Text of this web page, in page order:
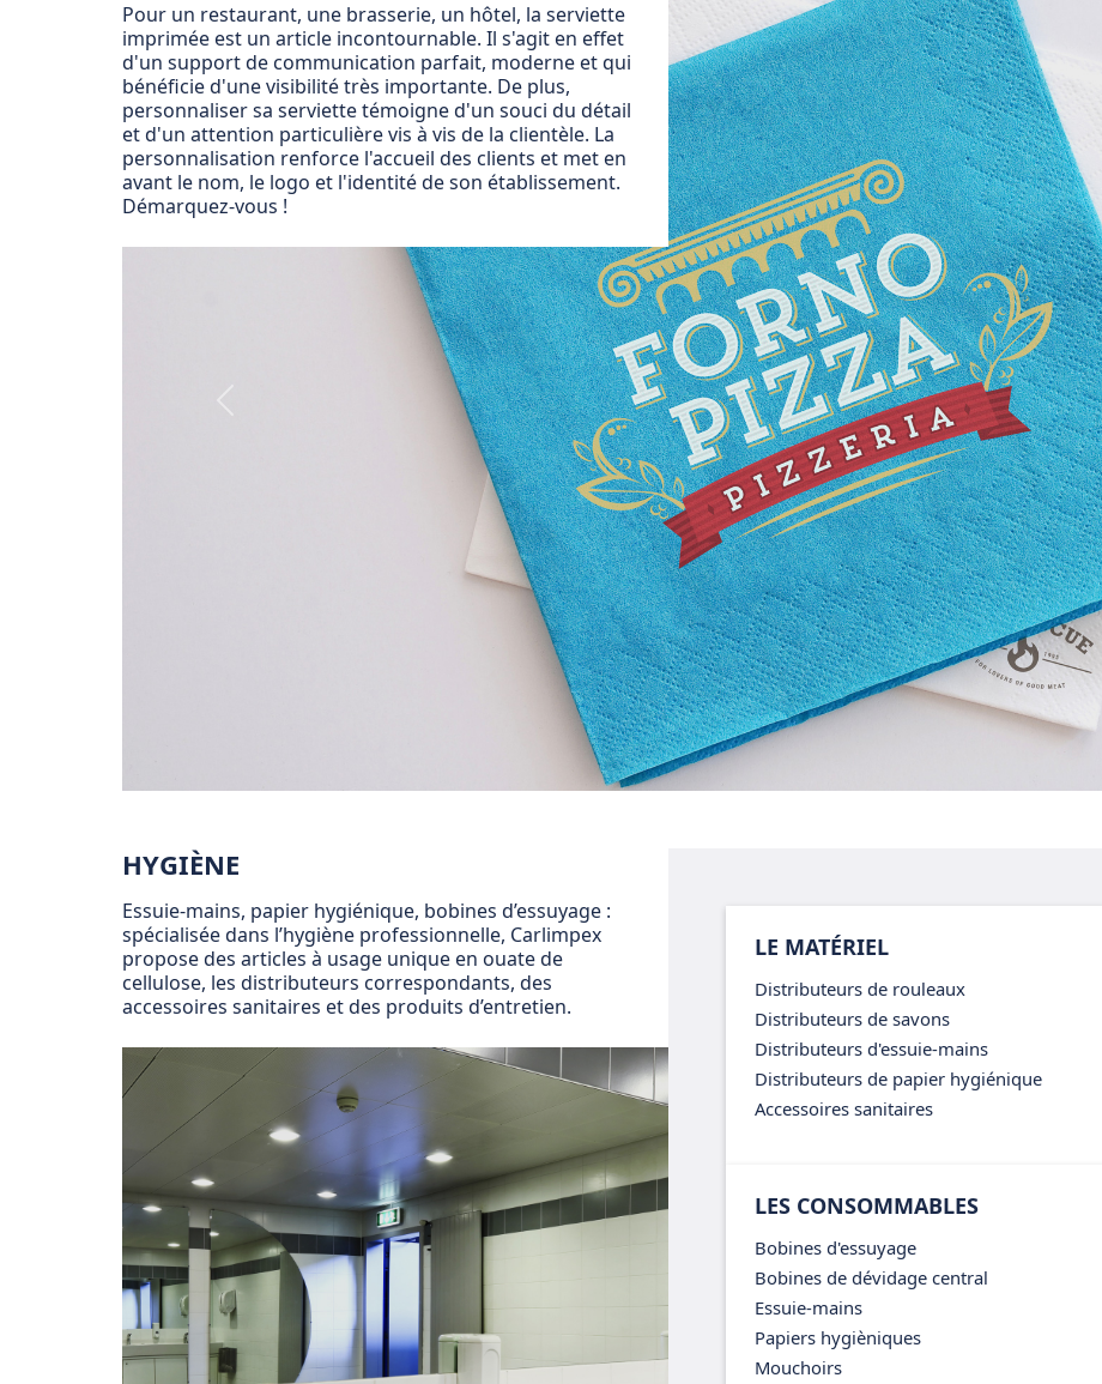
Pour un restaurant, une brasserie, un hôtel, la serviette
imprimée est un article incontournable. Il s'agit en effet
d'un support de communication parfait, moderne et qui
bénéficie d'une visibilité très importante. De plus,
personnaliser sa serviette témoigne d'un souci du détail
et d'un attention particulière vis à vis de la clientèle. La
personnalisation renforce l'accueil des clients et met en
avant le nom, le logo et l'identité de son établissement.
Démarquez-vous !
HYGIÈNE
Essuie-mains, papier hygiénique, bobines d’essuyage :
spécialisée dans l’hygiène professionnelle, Carlimpex
propose des articles à usage unique en ouate de
cellulose, les distributeurs correspondants, des
accessoires sanitaires et des produits d’entretien.
LE MATÉRIEL
Distributeurs de rouleaux
Distributeurs de savons
Distributeurs d'essuie-mains
Distributeurs de papier hygiénique
Accessoires sanitaires
LES CONSOMMABLES
Bobines d'essuyage
Bobines de dévidage central
Essuie-mains
Papiers hygièniques
Mouchoirs